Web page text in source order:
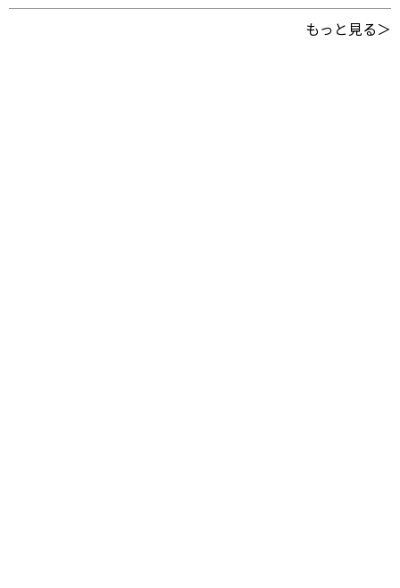
もっと見る＞